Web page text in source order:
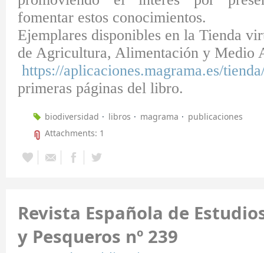
fomentar estos conocimientos.
Ejemplares disponibles en la Tienda
de Agricultura, Alimentación y Medio
https://aplicaciones.magrama.es/
primeras páginas del libro.
biodiversidad libros magrama
publicaciones
Attachments: 1
Revista Española de
y Pesqueros nº 239